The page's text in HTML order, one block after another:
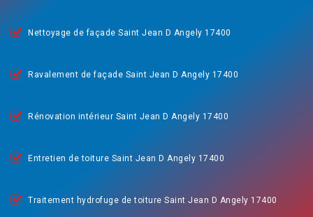
Nettoyage de façade Saint Jean D Angely 17400
Ravalement de façade Saint Jean D Angely 17400
Rénovation intérieur Saint Jean D Angely 17400
Entretien de toiture Saint Jean D Angely 17400
Traitement hydrofuge de toiture Saint Jean D Angely 17400